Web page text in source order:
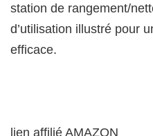
station de rangement/
d’utilisation illustré pour
efficace.
lien affilié AMAZON